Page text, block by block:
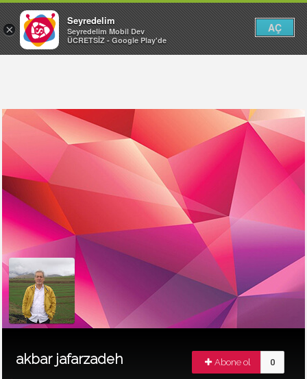
akbar jafarzadeh Abone ol 0
×
Seyredelim
Seyredelim Mobil Dev
ÜCRETSİZ - Google Play'de
AÇ